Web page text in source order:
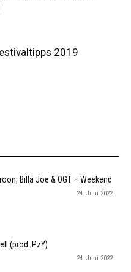
2019
Billa Joe & OGT – Weekend
24. Juni 2022
(prod. PzY)
24. Juni 2022